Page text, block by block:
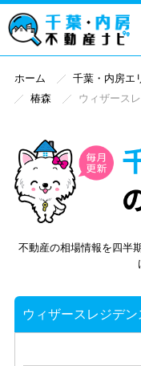
ホーム 千葉・内房エ
椿森
ウィザース
不動産の相場情報を四半
ウィザースレジデ